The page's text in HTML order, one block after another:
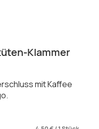
Klammer
mit Kaffee